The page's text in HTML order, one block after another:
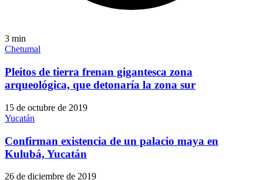
3 min
Chetumal
Pleitos de tierra frenan gigantesca zona
arqueológica, que detonaría la zona sur
15 de octubre de 2019
Yucatán
Confirman existencia de un palacio maya en
Kulubá, Yucatán
26 de diciembre de 2019